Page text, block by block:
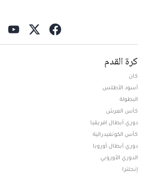
كرة القدم
كان
أسود الأطلس
البطولة
كأس العرش
دوري أبطال افريقيا
كأس الكونفيدرالية
دوري أبطال أوروبا
الدوري الأوروبي
إنجلترا